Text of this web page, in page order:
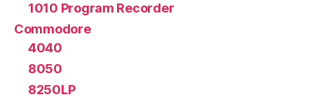
1010 Program Recorder
Commodore
4040
8050
8250LP